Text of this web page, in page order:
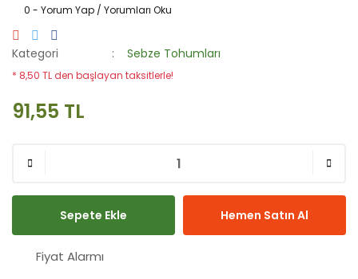
0 - Yorum Yap / Yorumları Oku
Kategori Sebze Tohumları
* 8,50 TL den başlayan taksitlerle!
91,55 TL
Sepete Ekle Hemen Satın Al
Fiyat Alarmı